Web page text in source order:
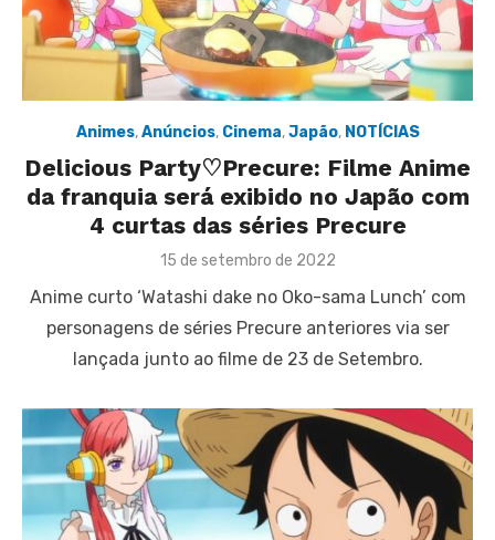
Animes,Anúncios, Cinema,Japão, NOTÍCIAS
Delicious Party♡Precure: Filme Anime
da franquia será exibido no Japão com
4 curtas das séries Precure
Posted
15 de setembro de 2022
Anime curto ‘Watashi dake no Oko-sama Lunch’ com
personagens de séries Precure anteriores via ser
lançada junto ao filme de 23 de Setembro.